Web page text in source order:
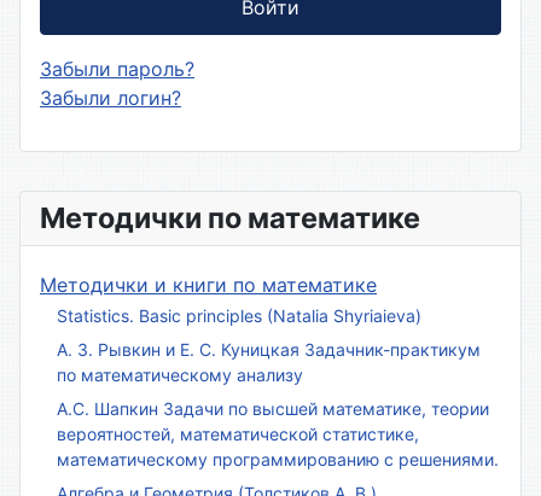
Методички по математике
Методички и книги по математике
Statistics. Basic principles (Natalia Shyriaieva)
А. З. Рывкин и Е. С. Куницкая Задачник-практикум
по математическому анализу
А.С. Шапкин Задачи по высшей математике, теории
вероятностей, математической статистике,
математическому программированию с решениями.
Войти
Забыли пароль?
Забыли логин?